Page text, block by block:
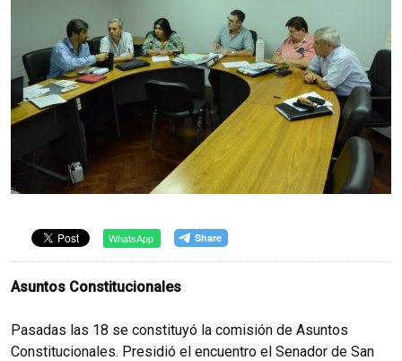
WhatsApp
Asuntos Constitucionales
Pasadas las 18 se constituyó la comisión de Asuntos
Constitucionales. Presidió el encuentro el Senador de San